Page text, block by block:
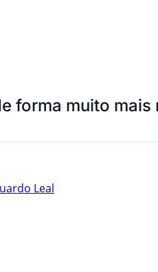
forma muito mais
Leal